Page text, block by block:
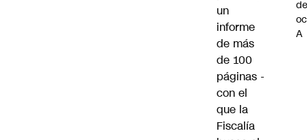
un
informe
de más
de 100
páginas -
con el
que la
Fiscalía
de
A